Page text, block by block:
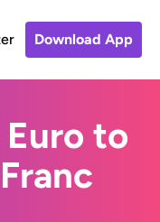
Download App
to